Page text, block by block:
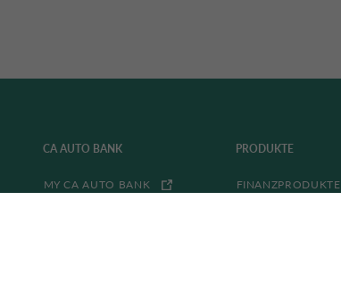
CA AUTO BANK
MY CA AUTO BANK
PRODUKTE
FINANZPRODUKTE